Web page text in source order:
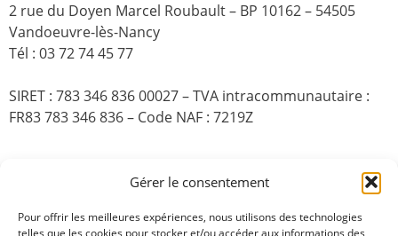
Gérer le consentement
Pour offrir les meilleures expériences, nous utilisons des technologies
telles que les cookies pour stocker et/ou accéder aux informations des
2 rue du Doyen Marcel Roubault – BP 10162 – 54505
Vandoeuvre-lès-Nancy
Tél : 03 72 74 45 77
SIRET : 783 346 836 00027 – TVA intracommunautaire :
FR83 783 346 836 – Code NAF : 7219Z